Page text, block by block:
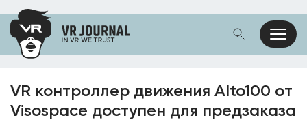
VR контроллер движения Alto100 от
Visospace доступен для предзаказа